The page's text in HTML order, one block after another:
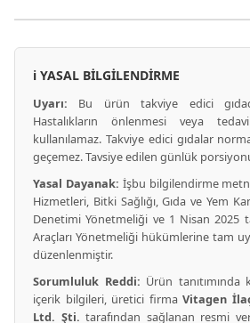
ℹ️ YASAL BİLGİLENDİRME
Uyarı: Bu ürün takviye edici
Hastalıkların önlenmesi veya
kullanılamaz. Takviye edici gıdalar
geçemez. Tavsiye edilen günlük
Yasal Dayanak: İşbu bilgilendirme
Hizmetleri, Bitki Sağlığı, Gıda ve Yem
Denetimi Yönetmeliği ve 1 Nisan 2025
Araçları Yönetmeliği hükümlerine tam
düzenlenmiştir.
Sorumluluk Reddi: Ürün tanıtımında
içerik bilgileri, üretici firmaVitagen
Ltd. Şti. tarafından sağlanan resmi